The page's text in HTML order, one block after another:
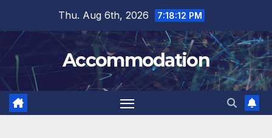
content
Thu. Aug 6th, 2026 7:18:13 PM
Accommodation